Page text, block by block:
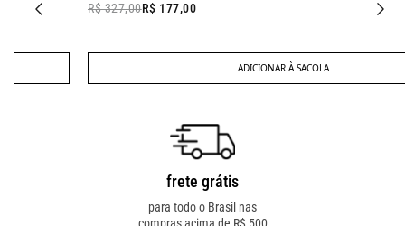
R$ 327,00
R$ 177,00
ADICIONAR À SACOLA
frete grátis
para todo o Brasil nas